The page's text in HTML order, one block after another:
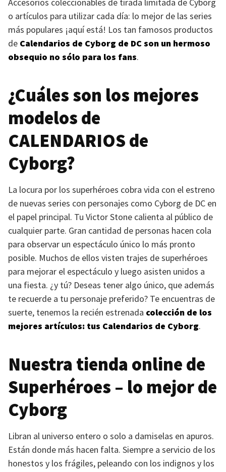
o artículos para utilizar cada día: lo mejor de las series
más populares ¡aquí está! Los tan famosos productos
de Calendarios de Cyborg de DC son un hermoso
obsequio no sólo para los fans.
¿Cuáles son los mejores
modelos de
CALENDARIOS de
Cyborg?
La locura por los superhéroes cobra vida con el estreno
de nuevas series con personajes como Cyborg de DC en
el papel principal. Tu Victor Stone calienta al público de
cualquier parte. Gran cantidad de personas hacen cola
para observar un espectáculo único lo más pronto
posible. Muchos de ellos visten trajes de superhéroes
para mejorar el espectáculo y luego asisten unidos a
una fiesta. ¿y tú? Deseas tener algo único, que además
te recuerde a tu personaje preferido? Te encuentras de
suerte, tenemos la recién estrenada colección de los
mejores artículos: tus Calendarios de Cyborg.
Nuestra tienda online de
Superhéroes – lo mejor de
Cyborg
Libran al universo entero o solo a damiselas en apuros.
Están donde más hacen falta. Siempre a servicio de los
honestos y los frágiles, peleando con los indignos y los